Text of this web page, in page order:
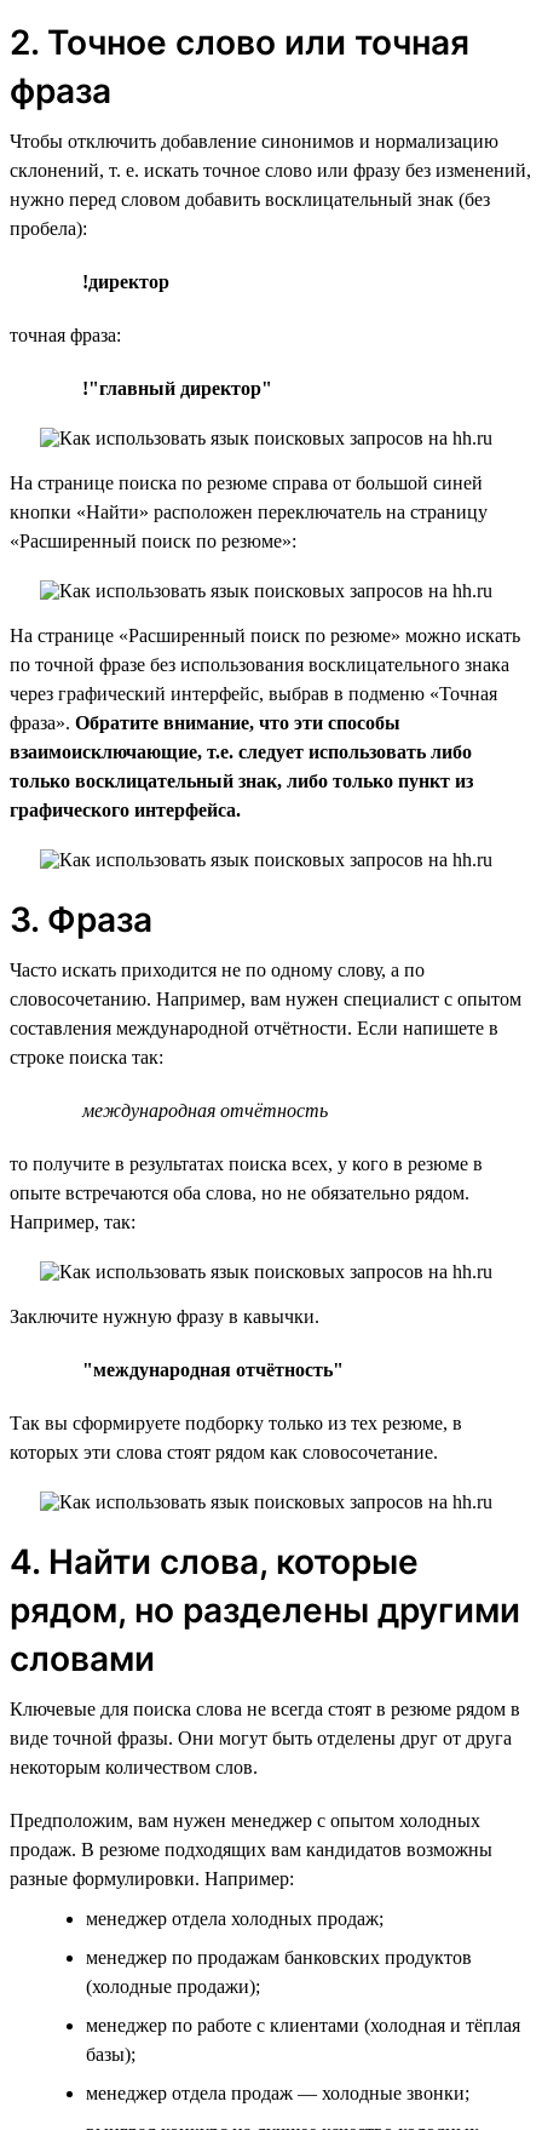
2. Точное слово или точная
фраза
Чтобы отключить добавление синонимов и нормализацию
склонений, т. е. искать точное слово или фразу без изменений,
нужно перед словом добавить восклицательный знак (без
пробела):
!директор
точная фраза:
!"главный директор"
На странице поиска по резюме справа от большой синей
кнопки «Найти» расположен переключатель на страницу
«Расширенный поиск по резюме»:
На странице «Расширенный поиск по резюме» можно искать
по точной фразе без использования восклицательного знака
через графический интерфейс, выбрав в подменю «Точная
фраза». Обратите внимание, что эти способы
взаимоисключающие, т.е. следует использовать либо
только восклицательный знак, либо только пункт из
графического интерфейса.
3. Фраза
Часто искать приходится не по одному слову, а по
словосочетанию. Например, вам нужен специалист с опытом
составления международной отчётности. Если напишете в
строке поиска так:
международная отчётность
то получите в результатах поиска всех, у кого в резюме в
опыте встречаются оба слова, но не обязательно рядом.
Например, так:
Заключите нужную фразу в кавычки.
"международная отчётность"
Так вы сформируете подборку только из тех резюме, в
которых эти слова стоят рядом как словосочетание.
4. Найти слова, которые
рядом, но разделены другими
словами
Ключевые для поиска слова не всегда стоят в резюме рядом в
виде точной фразы. Они могут быть отделены друг от друга
некоторым количеством слов.
Предположим, вам нужен менеджер с опытом холодных
продаж. В резюме подходящих вам кандидатов возможны
разные формулировки. Например:
менеджер отдела холодных продаж;
менеджер по продажам банковских продуктов
(холодные продажи);
менеджер по работе с клиентами (холодная и тёплая
базы);
менеджер отдела продаж — холодные звонки;